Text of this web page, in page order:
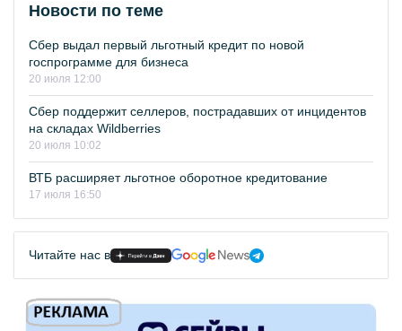
Новости по теме
Сбер выдал первый льготный кредит по новой
госпрограмме для бизнеса
20 июля 12:00
Сбер поддержит селлеров, пострадавших от инцидентов
на складах Wildberries
20 июля 10:02
ВТБ расширяет льготное оборотное кредитование
17 июля 16:50
Читайте нас в